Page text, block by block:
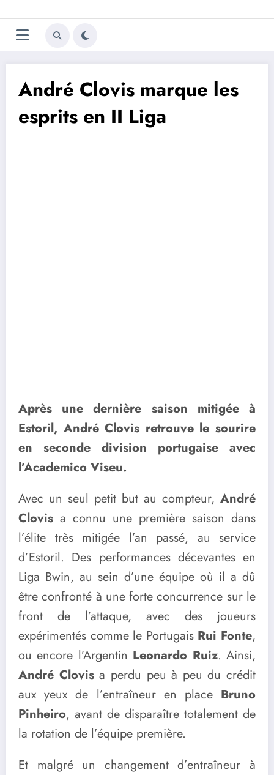
au
contenu
Trivela
L'actualité du football
André Clovis marque les
esprits en II Liga
Après une dernière saison mitigée à
Estoril, André Clovis retrouve le sourire
en seconde division portugaise avec
l’Academico Viseu.
Avec un seul petit but au compteur, André
Clovis a connu une première saison dans
l’élite très mitigée l’an passé, au service
d’Estoril. Des performances décevantes en
Liga Bwin, au sein d’une équipe où il a dû
être confronté à une forte concurrence sur le
front de l’attaque, avec des joueurs
expérimentés comme le Portugais Rui Fonte,
ou encore l’Argentin Leonardo Ruiz. Ainsi,
André Clovisa perdu peu à peu du crédit
aux yeux de l’entraîneur en place Bruno
Pinheiro, avant de disparaître totalement de
la rotation de l’équipe première.
Et malgré un changement d’entraîneur à